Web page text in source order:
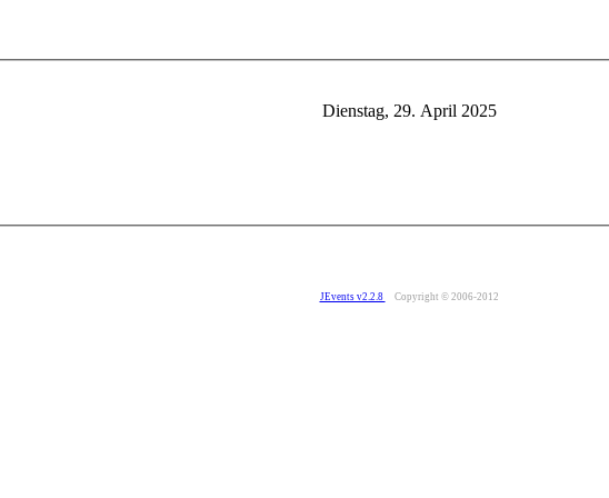
Dienstag, 29. April 2025
JEvents v2.2.8 Copyright © 2006-2012